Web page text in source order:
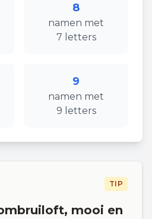
8
namen met
7 letters
9
namen met
9 letters
TIP
mooi en